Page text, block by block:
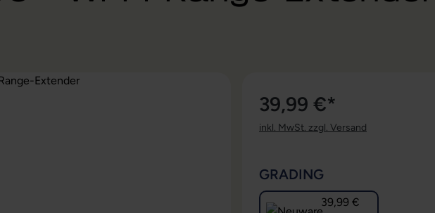
39,99 €*
inkl. MwSt. zzgl. Versand
GRADING
39,99 €